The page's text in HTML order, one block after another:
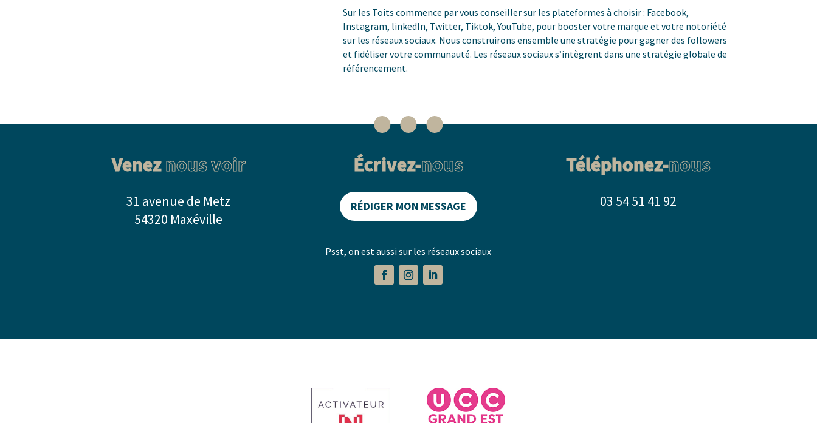
Sur les Toits commence par vous conseiller sur les plateformes à choisir : Facebook,
Instagram, linkedIn, Twitter, Tiktok, YouTube, pour booster votre marque et votre notoriété
sur les réseaux sociaux. Nous construirons ensemble une stratégie pour gagner des followers
et fidéliser votre communauté. Les réseaux sociaux s’intègrent dans une stratégie globale de
référencement.
Veneznous voir
31 avenue de Metz
54320 Maxéville
Écrivez-nous
RÉDIGER MON MESSAGE
Téléphonez-nous
03 54 51 41 92
Psst, on est aussi sur les réseaux sociaux